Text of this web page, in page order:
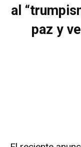
al
paz y